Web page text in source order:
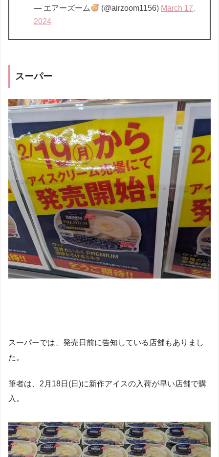
— エアーズーム (@airzoom1156) March 17,
2024
スーパー
スーパーでは、発売日前に告知している店舗もありまし
た。
筆者は、2月18日(日)に新作アイスの入荷が早い店舗で購
入。